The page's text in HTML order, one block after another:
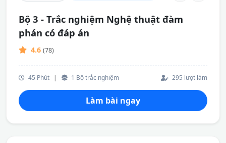
Bộ 3 - Trắc nghiệm Nghệ thuật đàm
phán có đáp án
4.6 (78)
45 Phút | 1 Bộ trắc nghiệm 295 lượt làm
Làm bài ngay